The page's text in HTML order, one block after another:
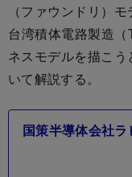
（ファウンドリ）
台湾積体電路製造
ネスモデルを描こ
いて解説する。
国策半導体会社